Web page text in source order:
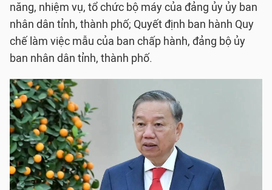
năng, nhiệm vụ, tổ chức bộ máy của đảng ủy ủy ban
nhân dân tỉnh, thành phố; Quyết định ban hành Quy
chế làm việc mẫu của ban chấp hành, đảng bộ ủy
ban nhân dân tỉnh, thành phố.